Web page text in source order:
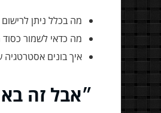
מה בכלל ניתן לרישום
מה כדאי לשמור
איך בונים
״אבל זה